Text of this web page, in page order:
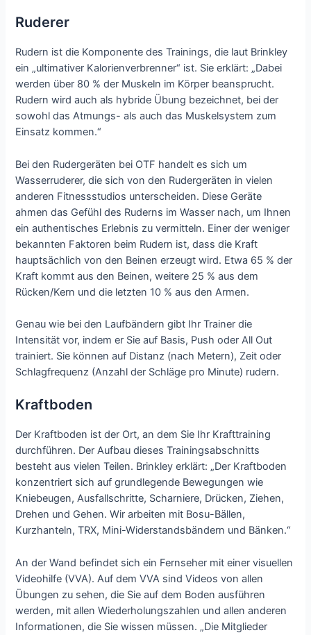
Ruderer
Rudern ist die Komponente des Trainings, die laut Brinkley
ein „ultimativer Kalorienverbrenner“ ist. Sie erklärt: „Dabei
werden über 80 % der Muskeln im Körper beansprucht.
Rudern wird auch als hybride Übung bezeichnet, bei der
sowohl das Atmungs- als auch das Muskelsystem zum
Einsatz kommen.“
Bei den Rudergeräten bei OTF handelt es sich um
Wasserruderer, die sich von den Rudergeräten in vielen
anderen Fitnessstudios unterscheiden. Diese Geräte
ahmen das Gefühl des Ruderns im Wasser nach, um Ihnen
ein authentisches Erlebnis zu vermitteln. Einer der weniger
bekannten Faktoren beim Rudern ist, dass die Kraft
hauptsächlich von den Beinen erzeugt wird. Etwa 65 % der
Kraft kommt aus den Beinen, weitere 25 % aus dem
Rücken/Kern und die letzten 10 % aus den Armen.
Genau wie bei den Laufbändern gibt Ihr Trainer die
Intensität vor, indem er Sie auf Basis, Push oder All Out
trainiert. Sie können auf Distanz (nach Metern), Zeit oder
Schlagfrequenz (Anzahl der Schläge pro Minute) rudern.
Kraftboden
Der Kraftboden ist der Ort, an dem Sie Ihr Krafttraining
durchführen. Der Aufbau dieses Trainingsabschnitts
besteht aus vielen Teilen. Brinkley erklärt: „Der Kraftboden
konzentriert sich auf grundlegende Bewegungen wie
Kniebeugen, Ausfallschritte, Scharniere, Drücken, Ziehen,
Drehen und Gehen. Wir arbeiten mit Bosu-Bällen,
Kurzhanteln, TRX, Mini-Widerstandsbändern und Bänken.“
An der Wand befindet sich ein Fernseher mit einer visuellen
Videohilfe (VVA). Auf dem VVA sind Videos von allen
Übungen zu sehen, die Sie auf dem Boden ausführen
werden, mit allen Wiederholungszahlen und allen anderen
Informationen, die Sie wissen müssen. „Die Mitglieder